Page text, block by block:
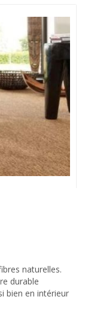
naturelles.
durable
bien en intérieur